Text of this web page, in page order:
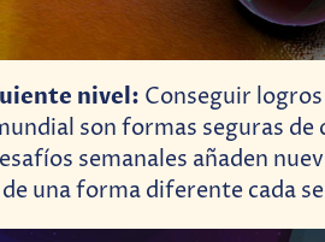
nivel: Conseguir
son formas seguras
semanales añaden
una forma diferente cada